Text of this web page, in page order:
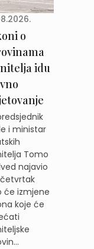
o
idu
i ministar
Tomo
najavio
će izmjene
koje će